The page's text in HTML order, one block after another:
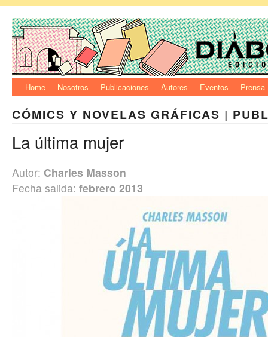
Home Nosotros Publicaciones Autores Eventos Prensa
CÓMICS Y NOVELAS GRÁFICAS |
La última mujer
Autor: Charles Masson
Fecha salida: febrero 2013